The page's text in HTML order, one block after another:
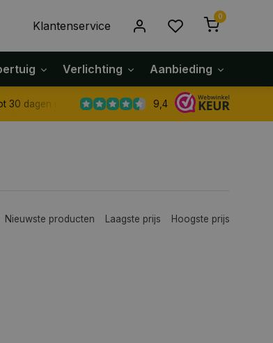
Klantenservice
0
Verlichting Aanbieding
30 dagen retour sturen. 9,4
Nieuwste producten Laagste prijs Hoogste prijs